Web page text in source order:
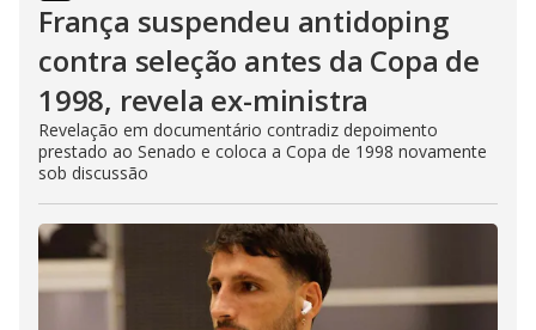
França suspendeu antidoping
contra seleção antes da Copa de
1998, revela ex-ministra
Revelação em documentário contradiz depoimento
prestado ao Senado e coloca a Copa de 1998 novamente
sob discussão